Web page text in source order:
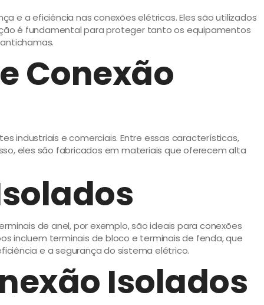
e a eficiência nas conexões elétricas. Eles são utilizados
é fundamental para proteger tanto os equipamentos
Conexão
industriais e comerciais. Entre essas características,
eles são fabricados em materiais que oferecem alta
de anel, por exemplo, são ideais para conexões
incluem terminais de bloco e terminais de fenda, que
e a segurança do sistema elétrico.
Isolados